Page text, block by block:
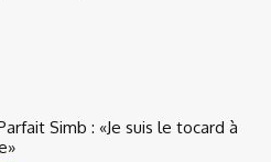
Simb : «Je suis le tocard à